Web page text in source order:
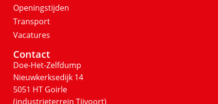
Openingstijden
Transport
Vacatures
Contact
Doe-Het-Zelfdump
Nieuwkerksedijk 14
5051 HT Goirle
(industrieterrein Tijvoort)